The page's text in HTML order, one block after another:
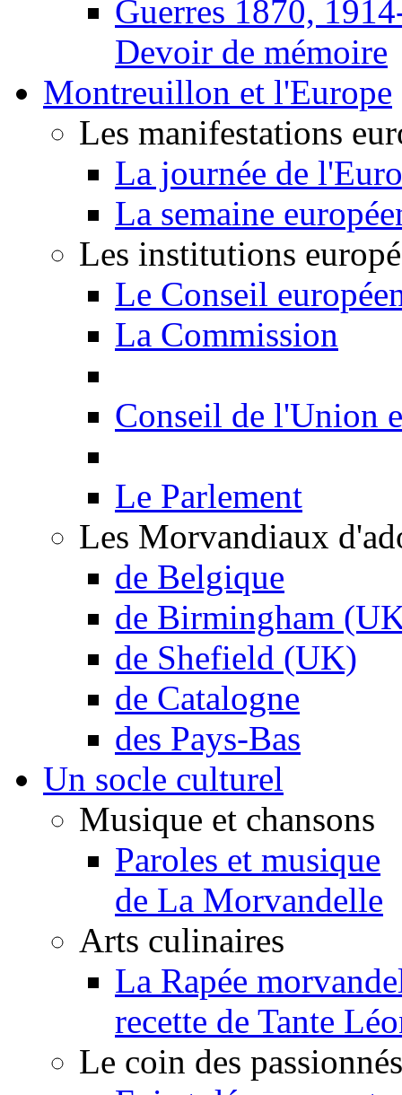
Guerres 1870,
Devoir de mémoire
Montreuillon et l'Europe
Les manifestations
La journée de
La semaine
Les institutions
Le Conseil
La Commission
Conseil de l'Union
Le Parlement
Les Morvandiaux
de Belgique
de Birmingham
de Shefield (UK)
de Catalogne
des Pays-Bas
Un socle culturel
Musique et chansons
Paroles et musique
de La Morvandelle
Arts culinaires
La Rapée
recette de Tante
Le coin des passionnés